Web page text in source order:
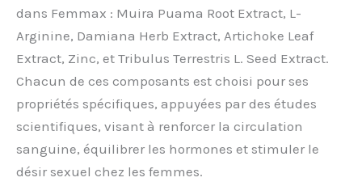
dans Femmax : Muira Puama Root Extract, L-
Arginine, Damiana Herb Extract, Artichoke Leaf
Extract, Zinc, et Tribulus Terrestris L. Seed Extract.
Chacun de ces composants est choisi pour ses
propriétés spécifiques, appuyées par des études
scientifiques, visant à renforcer la circulation
sanguine, équilibrer les hormones et stimuler le
désir sexuel chez les femmes.